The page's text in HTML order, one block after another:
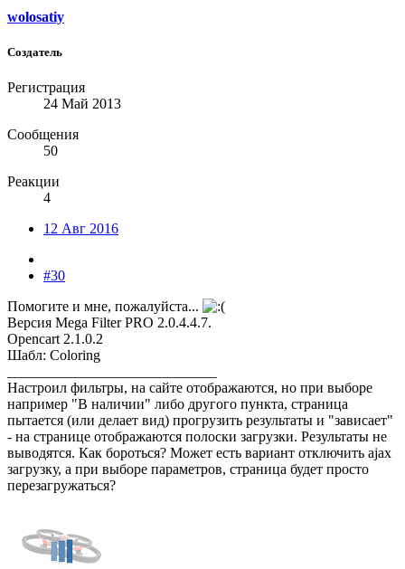
wolosatiy
Создатель
Регистрация
24 Май 2013
Сообщения
50
Реакции
4
12 Авг 2016
#30
Помогите и мне, пожалуйста...
Версия Mega Filter PRO 2.0.4.4.7.
Opencart 2.1.0.2
Шабл: Coloring
Настроил фильтры, на сайте отображаются, но при выборе
например "В наличии" либо другого пункта, страница
пытается (или делает вид) прогрузить результаты и "зависает"
- на странице отображаются полоски загрузки. Результаты не
выводятся. Как бороться? Может есть вариант отключить ajax
загрузку, а при выборе параметров, страница будет просто
перезагружаться?